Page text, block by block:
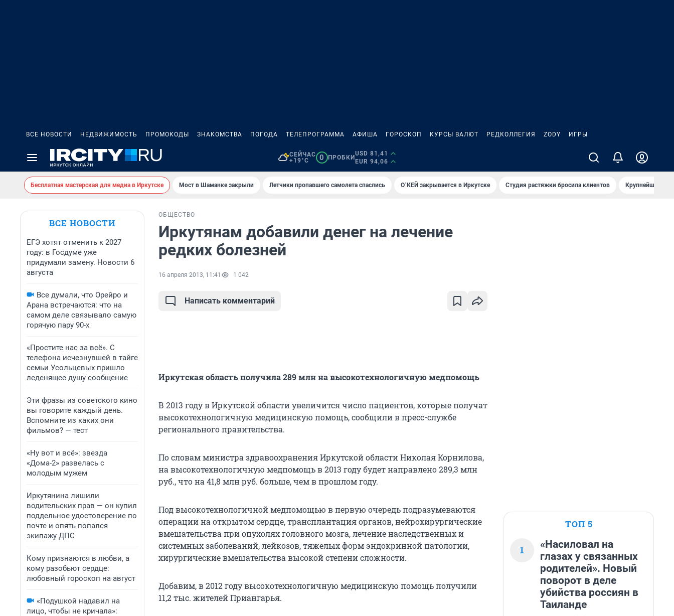
ВСЕ НОВОСТИ НЕДВИЖИМОСТЬ ПРОМОКОДЫ ЗНАКОМСТВА ПОГОДА ТЕЛЕПРОГРАММА АФИША ГОРОСКОП КУРСЫ ВАЛЮТ РЕДКОЛЛЕГИЯ ZODY ИГРЫ
СЕЙЧАС
+19°C
0 ПРОБКИ
USD 81,41
EUR 94,06
Бесплатная мастерская для медиа в Иркутске Мост в Шаманке закрыли Летчики пропавшего самолета спаслись О`КЕЙ закрывается в Иркутске Студия растяжки бросила клиентов Крупнейшие
ВСЕ НОВОСТИ
ЕГЭ хотят отменить к 2027
году: в Госдуме уже
придумали замену. Новости 6
августа
Все думали, что Орейро и
Арана встречаются: что на
самом деле связывало самую
горячую пару 90-х
«Простите нас за всё». С
телефона исчезнувшей в тайге
семьи Усольцевых пришло
леденящее душу сообщение
Эти фразы из советского кино
вы говорите каждый день.
Вспомните из каких они
фильмов? — тест
«Ну вот и всё»: звезда
«Дома-2» развелась с
молодым мужем
Иркутянина лишили
водительских прав — он купил
поддельное удостоверение по
почте и опять попался
экипажу ДПС
Кому признаются в любви, а
кому разобьют сердце:
любовный гороскоп на август
«Подушкой надавил на
лицо, чтобы не кричала»:
ОБЩЕСТВО
Иркутянам добавили денег на лечение
редких болезней
16 апреля 2013, 11:41 1 042
Написать комментарий
Иркутская область получила 289 млн на высокотехнологичную медпомощь
В 2013 году в Иркутской области увеличится число пациентов, которые получат
высокотехнологичную медицинскую помощь, сообщили в пресс-службе
регионального правительства.
По словам министра здравоохранения Иркутской области Николая Корнилова,
на высокотехнологичную медпомощь в 2013 году будет направлено 289,3 млн
руб., что на 41,8 млн руб. больше, чем в прошлом году.
Под высокотехнологичной медпомощью в первую очередь подразумеваются
операции на открытом сердце, трансплантация органов, нейрохирургические
вмешательства при опухолях головного мозга, лечение наследственных и
системных заболеваний, лейкозов, тяжелых форм эндокринной патологии,
хирургические вмешательства высокой степени сложности.
Добавим, в 2012 году высокотехнологичную медицинскую помощь получили
11,2 тыс. жителей Приангарья.
ТОП 5
1
«Насиловал на
глазах у связанных
родителей». Новый
поворот в деле
убийства россиян в
Таиланде